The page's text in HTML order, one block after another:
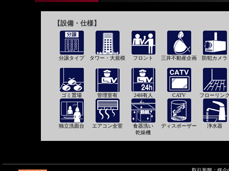
【設備・仕様】
分譲タイプ タワー・大規模 フロント 三井不動産企画 防犯カメラ
ゴミ置場 管理室有 24H有人 CATV フローリン
独立洗面台 エアコン全室
食器洗い
乾燥機
ディスポーザー 浄水器